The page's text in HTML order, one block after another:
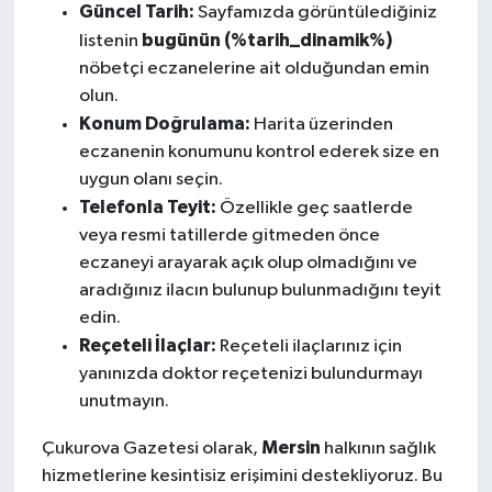
Güncel Tarih: Sayfamızda görüntülediğiniz
listenin bugünün (%tarih_dinamik%)
nöbetçi eczanelerine ait olduğundan emin
olun.
Konum Doğrulama: Harita üzerinden
eczanenin konumunu kontrol ederek size en
uygun olanı seçin.
Telefonla Teyit: Özellikle geç saatlerde
veya resmi tatillerde gitmeden önce
eczaneyi arayarak açık olup olmadığını ve
aradığınız ilacın bulunup bulunmadığını teyit
edin.
Reçeteli İlaçlar: Reçeteli ilaçlarınız için
yanınızda doktor reçetenizi bulundurmayı
unutmayın.
Çukurova Gazetesi olarak, Mersin halkının sağlık
hizmetlerine kesintisiz erişimini destekliyoruz. Bu